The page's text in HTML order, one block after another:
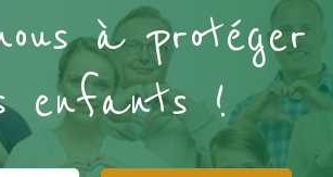
à protéger
enfants !